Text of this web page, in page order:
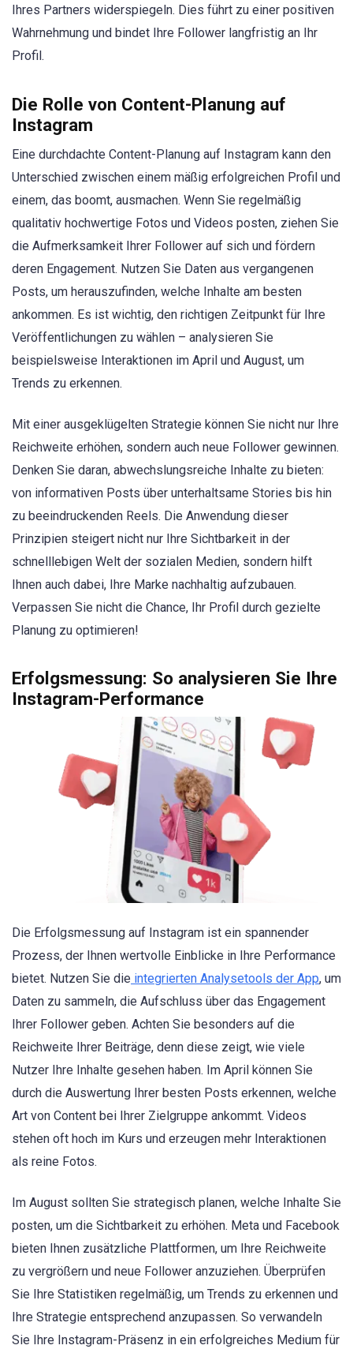
Ihres Partners widerspiegeln. Dies führt zu einer positiven
Wahrnehmung und bindet Ihre Follower langfristig an Ihr
Profil.
Die Rolle von Content-Planung auf
Instagram
Eine durchdachte Content-Planung auf Instagram kann den
Unterschied zwischen einem mäßig erfolgreichen Profil und
einem, das boomt, ausmachen. Wenn Sie regelmäßig
qualitativ hochwertige Fotos und Videos posten, ziehen Sie
die Aufmerksamkeit Ihrer Follower auf sich und fördern
deren Engagement. Nutzen Sie Daten aus vergangenen
Posts, um herauszufinden, welche Inhalte am besten
ankommen. Es ist wichtig, den richtigen Zeitpunkt für Ihre
Veröffentlichungen zu wählen – analysieren Sie
beispielsweise Interaktionen im April und August, um
Trends zu erkennen.
Mit einer ausgeklügelten Strategie können Sie nicht nur Ihre
Reichweite erhöhen, sondern auch neue Follower gewinnen.
Denken Sie daran, abwechslungsreiche Inhalte zu bieten:
von informativen Posts über unterhaltsame Stories bis hin
zu beeindruckenden Reels. Die Anwendung dieser
Prinzipien steigert nicht nur Ihre Sichtbarkeit in der
schnelllebigen Welt der sozialen Medien, sondern hilft
Ihnen auch dabei, Ihre Marke nachhaltig aufzubauen.
Verpassen Sie nicht die Chance, Ihr Profil durch gezielte
Planung zu optimieren!
Erfolgsmessung: So analysieren Sie Ihre
Instagram-Performance
Die Erfolgsmessung auf Instagram ist ein spannender
Prozess, der Ihnen wertvolle Einblicke in Ihre Performance
bietet. Nutzen Sie die integrierten Analysetools der App, um
Daten zu sammeln, die Aufschluss über das Engagement
Ihrer Follower geben. Achten Sie besonders auf die
Reichweite Ihrer Beiträge, denn diese zeigt, wie viele
Nutzer Ihre Inhalte gesehen haben. Im April können Sie
durch die Auswertung Ihrer besten Posts erkennen, welche
Art von Content bei Ihrer Zielgruppe ankommt. Videos
stehen oft hoch im Kurs und erzeugen mehr Interaktionen
als reine Fotos.
Im August sollten Sie strategisch planen, welche Inhalte Sie
posten, um die Sichtbarkeit zu erhöhen. Meta und Facebook
bieten Ihnen zusätzliche Plattformen, um Ihre Reichweite
zu vergrößern und neue Follower anzuziehen. Überprüfen
Sie Ihre Statistiken regelmäßig, um Trends zu erkennen und
Ihre Strategie entsprechend anzupassen. So verwandeln
Sie Ihre Instagram-Präsenz in ein erfolgreiches Medium für